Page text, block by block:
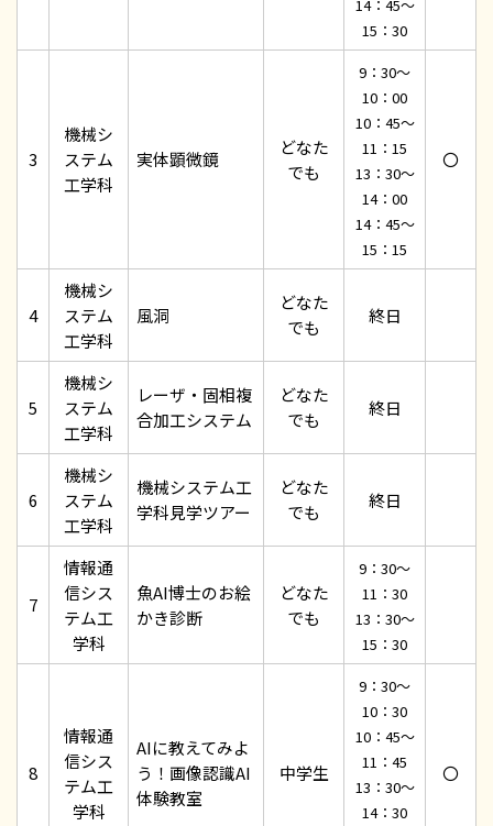
14：45～
15：30
3
機械シ
ステム
工学科
実体顕微鏡
どなた
でも
9：30～
10：00
10：45～
11：15
13：30～
14：00
14：45～
15：15
〇
4
機械シ
ステム
工学科
風洞
どなた
でも
終日
5
機械シ
ステム
工学科
レーザ・固相複
合加工システム
どなた
でも
終日
6
機械シ
ステム
工学科
機械システム工
学科見学ツアー
どなた
でも
終日
7
情報通
信シス
テム工
学科
魚AI博士のお絵
かき診断
どなた
でも
9：30～
11：30
13：30～
15：30
8
情報通
信シス
テム工
学科
AIに教えてみよ
う！画像認識AI
体験教室
中学生
9：30～
10：30
10：45～
11：45
13：30～
14：30
〇